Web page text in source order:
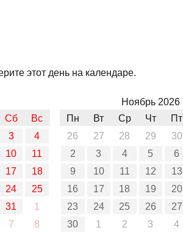
этот день на календаре.
Сб
Вс
3
4
10
11
17
18
24
25
31
1
7
8
Ноябрь 2026
Пн
Вт Ср Чт Пт
26
27 28 29 30
2
3 4 5 6
9
10 11 12 13
16
17 18 19 20
23
24 25 26 27
30
1 2 3 4